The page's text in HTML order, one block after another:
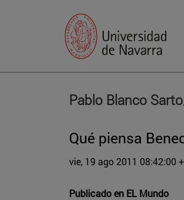
Pablo Blanco Sarto,
Qué piensa
vie, 19 ago 2011 08:42:00
Publicado en EL Mundo